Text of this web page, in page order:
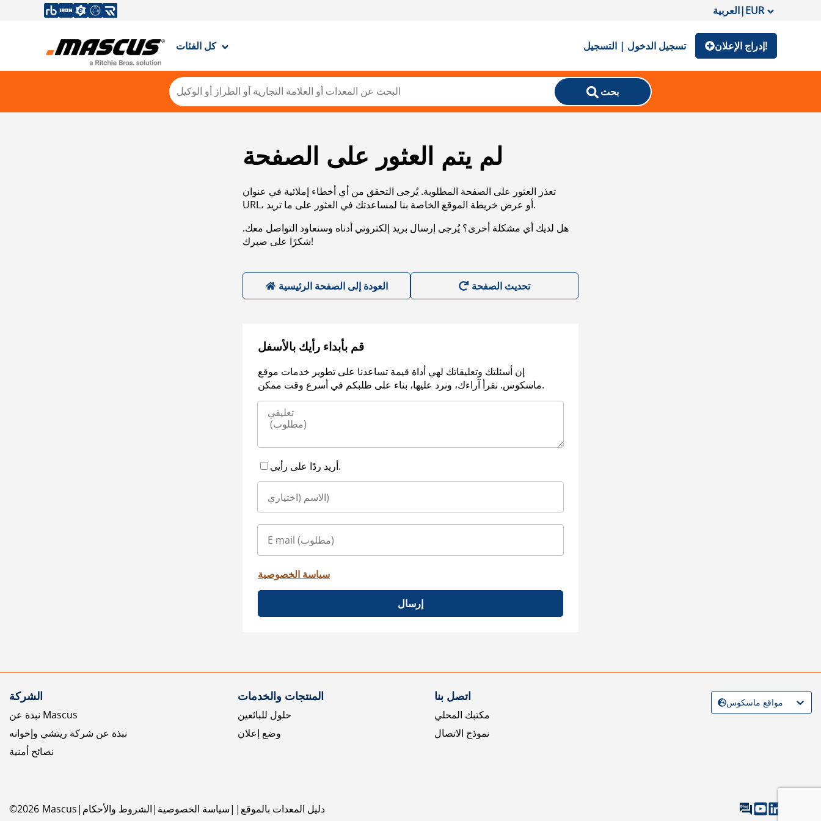
العربية|EUR
كل الفئات تسجيل الدخول | التسجيل إدراج الإعلان!
بحث
لم يتم العثور على الصفحة
تعذر العثور على الصفحة المطلوبة. يُرجى التحقق من أي أخطاء إملائية في عنوان
URL، أو عرض خريطة الموقع الخاصة بنا لمساعدتك في العثور على ما تريد.
هل لديك أي مشكلة أخرى؟ يُرجى إرسال بريد إلكتروني أدناه وسنعاود التواصل معك.
شكرًا على صبرك!
العودة إلى الصفحة الرئيسية
قم بأبداء رأيك بالأسفل
إن أسئلتك وتعليقاتك لهي أداة قيمة تساعدنا على تطوير خدمات موقع
ماسكوس. نقرأ آراءك، ونرد عليها، بناء على طلبكم في أسرع وقت ممكن.
أريد ردًا على رأيي.
سياسة الخصوصية
إرسال
الشركة
نبذة عن Mascus
نبذة عن شركة ريتشي وإخوانه
نصائح أمنية
المنتجات والخدمات
حلول للبائعين
وضع إعلان
اتصل بنا
مكتبك المحلي
نموذج الاتصال
©2026 Mascus الشروط والأحكام سياسة الخصوصية دليل المعدات بالموقع
مواقع ماسكوس